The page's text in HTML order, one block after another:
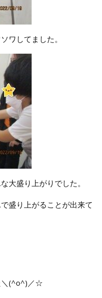
ワしてました。
大盛り上がりでした。
盛り上がることが出来て
＼(^o^)／☆